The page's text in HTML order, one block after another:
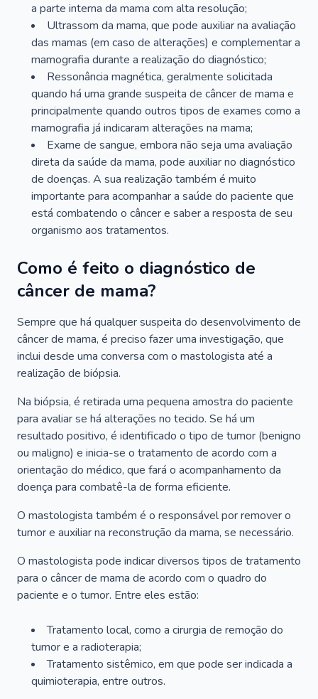
a parte interna da mama com alta resolução;
Ultrassom da mama, que pode auxiliar na avaliação
das mamas (em caso de alterações) e complementar a
mamografia durante a realização do diagnóstico;
Ressonância magnética, geralmente solicitada
quando há uma grande suspeita de câncer de mama e
principalmente quando outros tipos de exames como a
mamografia já indicaram alterações na mama;
Exame de sangue, embora não seja uma avaliação
direta da saúde da mama, pode auxiliar no diagnóstico
de doenças. A sua realização também é muito
importante para acompanhar a saúde do paciente que
está combatendo o câncer e saber a resposta de seu
organismo aos tratamentos.
Como é feito o diagnóstico de
câncer de mama?
Sempre que há qualquer suspeita do desenvolvimento de
câncer de mama, é preciso fazer uma investigação, que
inclui desde uma conversa com o mastologista até a
realização de biópsia.
Na biópsia, é retirada uma pequena amostra do paciente
para avaliar se há alterações no tecido. Se há um
resultado positivo, é identificado o tipo de tumor (benigno
ou maligno) e inicia-se o tratamento de acordo com a
orientação do médico, que fará o acompanhamento da
doença para combatê-la de forma eficiente.
O mastologista também é o responsável por remover o
tumor e auxiliar na reconstrução da mama, se necessário.
O mastologista pode indicar diversos tipos de tratamento
para o câncer de mama de acordo com o quadro do
paciente e o tumor. Entre eles estão:
Tratamento local, como a cirurgia de remoção do
tumor e a radioterapia;
Tratamento sistêmico, em que pode ser indicada a
quimioterapia, entre outros.